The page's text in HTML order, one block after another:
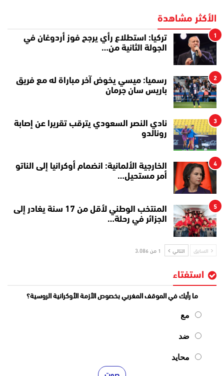
الأكثر مشاهدة
1
تركيا: استطلاع رأي يرجح فوز أردوغان في
الجولة الثانية من…
2
رسميا: ميسي يخوض آخر مباراة له مع فريق
باريس سان جرمان
3
نادي النصر السعودي يترقب تقريرا عن إصابة
رونالدو
4
الخارجية الألمانية: انضمام أوكرانيا إلى الناتو
أمر مستحيل…
5
المنتخب الوطني لأقل من 17 سنة يغادر إلى
الجزائر في رحلة…
السابق التالي 1 من 3٬086
استفتاء
ما رأيك في الموقف المغربي بخصوص الأزمة الأوكرانية الروسية؟
مع
ضد
محايد